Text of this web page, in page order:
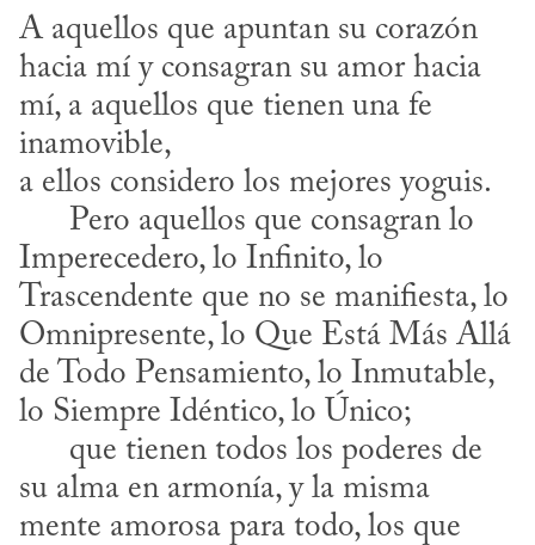
A aquellos que apuntan su corazón
hacia mí y consagran su amor hacia
mí, a aquellos que tienen una fe
inamovible,
a ellos considero los mejores yoguis.
Imperecedero, lo Infinito, lo
Trascendente que no se manifiesta, lo
Omnipresente, lo Que Está Más Allá
de Todo Pensamiento, lo Inmutable,
lo Siempre Idéntico, lo Único;
su alma en armonía, y la misma
mente amorosa para todo, los que